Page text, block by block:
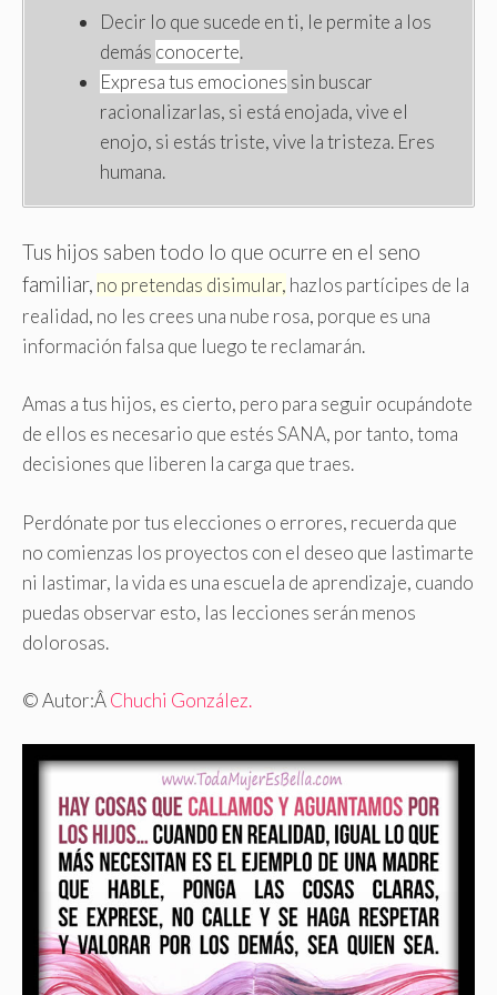
Decir lo que sucede en ti, le permite a los
demás conocerte.
Expresa tus emociones sin buscar
racionalizarlas, si está enojada, vive el
enojo, si estás triste, vive la tristeza. Eres
humana.
Tus hijos saben todo lo que ocurre en el seno
familiar, no pretendas disimular, hazlos partícipes de la
realidad, no les crees una nube rosa, porque es una
información falsa que luego te reclamarán.
Amas a tus hijos, es cierto, pero para seguir ocupándote
de ellos es necesario que estés SANA, por tanto, toma
decisiones que liberen la carga que traes.
Perdónate por tus elecciones o errores, recuerda que
no comienzas los proyectos con el deseo que lastimarte
ni lastimar, la vida es una escuela de aprendizaje, cuando
puedas observar esto, las lecciones serán menos
dolorosas.
© Autor:ÂChuchi González.